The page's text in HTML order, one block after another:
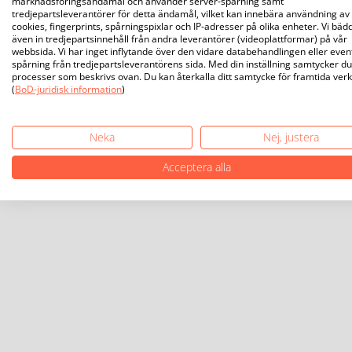
tredjepartsleverantörer för detta ändamål, vilket kan innebära användning av
cookies, fingerprints, spårningspixlar och IP-adresser på olika enheter. Vi
även in tredjepartsinnehåll från andra leverantörer (videoplattformar) på vår
webbsida. Vi har inget inflytande över den vidare databehandlingen eller
spårning från tredjepartsleverantörens sida. Med din inställning samtycker
processer som beskrivs ovan. Du kan återkalla ditt samtycke för framtida
(BoD-juridisk information)
Neka
Nej, justera
Acceptera alla